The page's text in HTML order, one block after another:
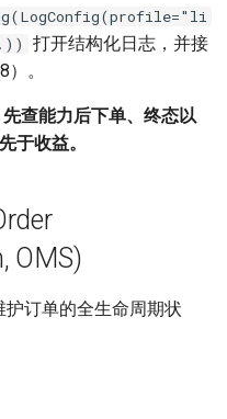
打开结构化日志，并接
。
查能力后下单、终态以
于收益。
OMS)
订单的全生命周期状